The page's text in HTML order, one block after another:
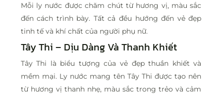
Mỗi ly nước được chăm chút từ hương vị, màu sắc
đến cách trình bày. Tất cả đều hướng đến vẻ đẹp
tinh tế và khí chất của người phụ nữ.
Tây Thi – Dịu Dàng Và Thanh Khiết
Tây Thi là biểu tượng của vẻ đẹp thuần khiết và
mềm mại. Ly nước mang tên Tây Thi được tạo nên
từ hương vị thanh nhẹ, màu sắc trong trẻo và cảm